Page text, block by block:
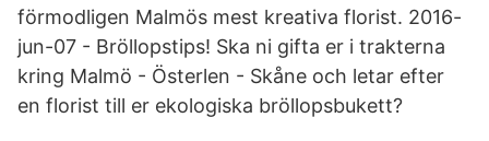
förmodligen Malmös mest kreativa florist. 2016-
jun-07 - Bröllopstips! Ska ni gifta er i trakterna
kring Malmö - Österlen - Skåne och letar efter
en florist till er ekologiska bröllopsbukett?